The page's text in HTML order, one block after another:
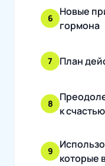
6
Новые
гормона
7 План
8
к счастью
9
которые